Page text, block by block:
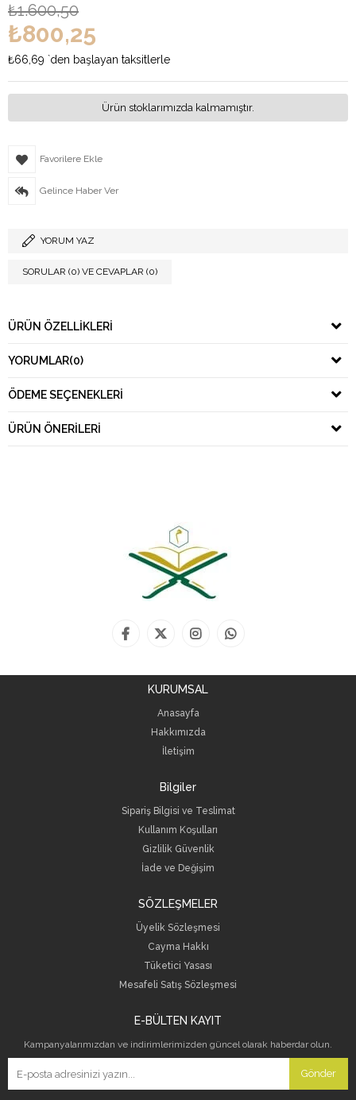
₺1.600,50
₺800,25
₺66,69 `den başlayan taksitlerle
Ürün stoklarımızda kalmamıştır.
Favorilere Ekle
Gelince Haber Ver
YORUM YAZ
SORULAR (0) VE CEVAPLAR (0)
ÜRÜN ÖZELLIKLERI
YORUMLAR(0)
ÖDEME SEÇENEKLERI
ÜRÜN ÖNERILERI
KURUMSAL
Anasayfa
Hakkımızda
İletişim
Bilgiler
Sipariş Bilgisi ve Teslimat
Kullanım Koşulları
Gizlilik Güvenlik
İade ve Değişim
SÖZLEŞMELER
Üyelik Sözleşmesi
Cayma Hakkı
Tüketici Yasası
Mesafeli Satış Sözleşmesi
E-BÜLTEN KAYIT
Kampanyalarımızdan ve indirimlerimizden güncel olarak haberdar olun.
Gönder